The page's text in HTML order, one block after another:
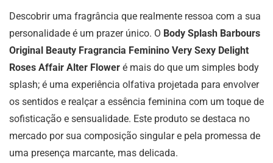
Descobrir uma fragrância que realmente ressoa com a sua
personalidade é um prazer único. O Body Splash Barbours
Original Beauty Fragrancia Feminino Very Sexy Delight
Roses Affair Alter Flower é mais do que um simples body
splash; é uma experiência olfativa projetada para envolver
os sentidos e realçar a essência feminina com um toque de
sofisticação e sensualidade. Este produto se destaca no
mercado por sua composição singular e pela promessa de
uma presença marcante, mas delicada.